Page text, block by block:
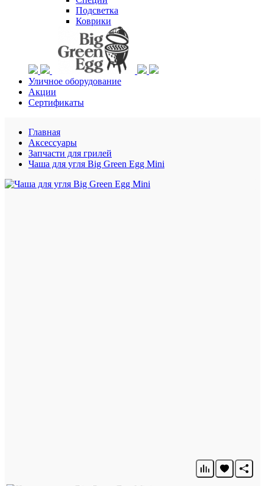
Подсветка
Коврики
Уличное оборудование
Акции
Сертификаты
Главная
Аксессуары
Запчасти для грилей
Чаша для угля Big Green Egg Mini